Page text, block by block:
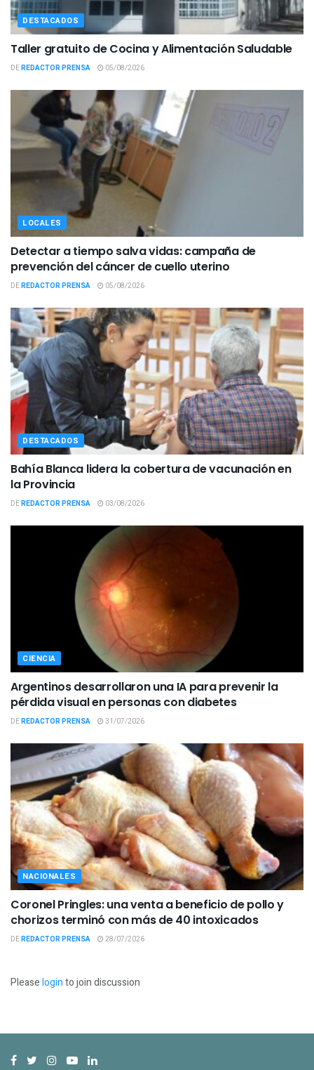
DESTACADOS
Taller gratuito de Cocina y Alimentación Saludable
DEREDACTOR PRENSA 05/08/2026
LOCALES
Detectar a tiempo salva vidas: campaña de
prevención del cáncer de cuello uterino
DEREDACTOR PRENSA 05/08/2026
DESTACADOS
Bahía Blanca lidera la cobertura de vacunación en
la Provincia
DEREDACTOR PRENSA 03/08/2026
CIENCIA
Argentinos desarrollaron una IA para prevenir la
pérdida visual en personas con diabetes
DEREDACTOR PRENSA 31/07/2026
NACIONALES
Coronel Pringles: una venta a beneficio de pollo y
chorizos terminó con más de 40 intoxicados
DEREDACTOR PRENSA 28/07/2026
Pleaseloginto join discussion